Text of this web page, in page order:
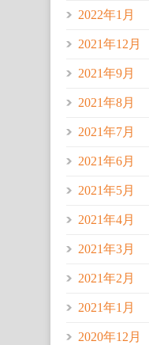
2022年1月
2021年12月
2021年9月
2021年8月
2021年7月
2021年6月
2021年5月
2021年4月
2021年3月
2021年2月
2021年1月
2020年12月